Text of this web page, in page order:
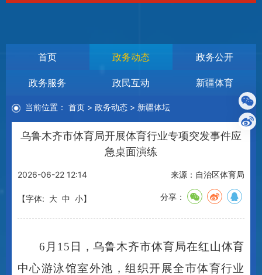
首页 政务动态 政务公开
政务服务 政民互动 新疆体育
当前位置： 首页 > 政务动态 > 新疆体坛
乌鲁木齐市体育局开展体育行业专项突发事件应
急桌面演练
2026-06-22 12:14 来源：自治区体育局
【字体: 大 中 小】 分享：
6月15日，乌鲁木齐市体育局在红山体育
中心游泳馆室外池，组织开展全市体育行业